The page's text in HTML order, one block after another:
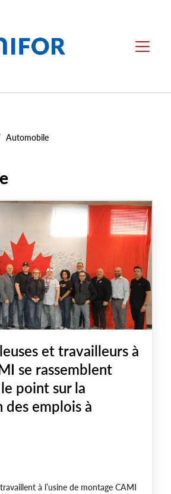
Menu
Automobile
et travailleurs à
se rassemblent
point sur la
emplois à
à l’usine de montage CAMI